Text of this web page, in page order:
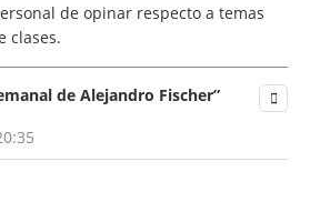
de opinar respecto a temas
clases.
de Alejandro Fischer”